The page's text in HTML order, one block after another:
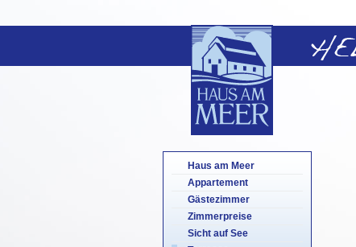
Haus am Meer
Appartement
Gästezimmer
Zimmerpreise
Sicht auf See